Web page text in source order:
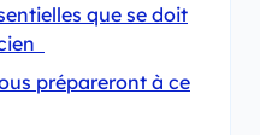
que se doit
prépareront à ce